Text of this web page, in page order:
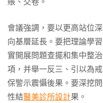
會議強調，要以更高站位
向基層延長。要把理論學
實開展問題查擺和集中整
項，并舉一反三、引以為
保警示震懾後果。要深挖
性結醫美診所設計果。